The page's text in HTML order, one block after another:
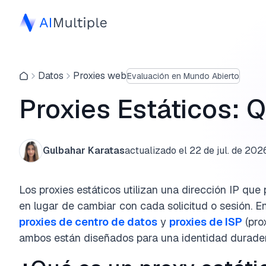
Datos Proxies webEvaluación en Mundo Abierto
Proxies Estáticos:
Gulbahar Karatasactualizado el 22 de jul. de
Los proxies estáticos utilizan una dirección IP
en lugar de cambiar con cada solicitud o sesión.
proxies de centro de datos y proxies de ISP
ambos están diseñados para una identidad